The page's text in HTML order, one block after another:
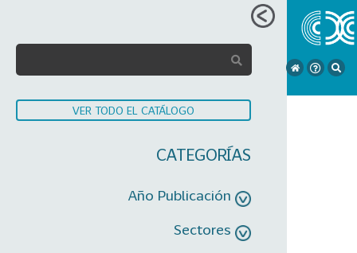
VER TODO EL CATÁLOGO
CATEGORÍAS
Año Publicación
Sectores